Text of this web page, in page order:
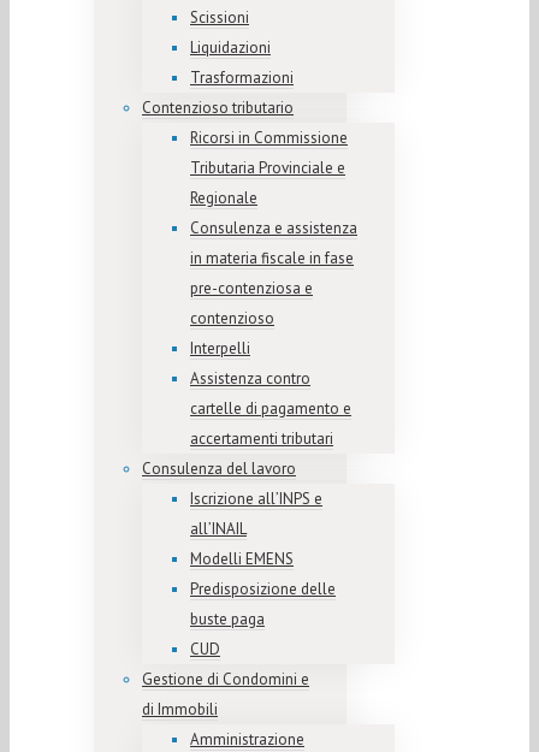
Scissioni
Liquidazioni
Trasformazioni
Contenzioso tributario
Ricorsi in Commissione
Tributaria Provinciale e
Regionale
Consulenza e assistenza
in materia fiscale in fase
pre-contenziosa e
contenzioso
Interpelli
Assistenza contro
cartelle di pagamento e
accertamenti tributari
Consulenza del lavoro
Iscrizione all’INPS e
all’INAIL
Modelli EMENS
Predisposizione delle
buste paga
CUD
Gestione di Condomini e
di Immobili
Amministrazione